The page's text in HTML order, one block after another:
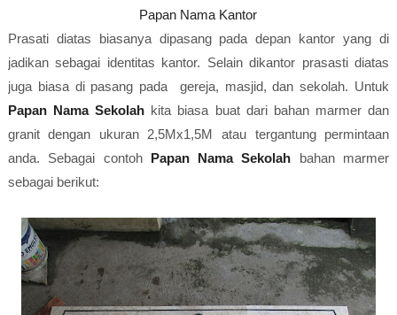
Papan Nama Kantor
Prasati diatas biasanya dipasang pada depan kantor yang di
jadikan sebagai identitas kantor. Selain dikantor prasasti diatas
juga biasa di pasang pada gereja, masjid, dan sekolah. Untuk
Papan Nama Sekolah kita biasa buat dari bahan marmer dan
granit dengan ukuran 2,5Mx1,5M atau tergantung permintaan
anda. Sebagai contoh Papan Nama Sekolah
bahan marmer
sebagai berikut: